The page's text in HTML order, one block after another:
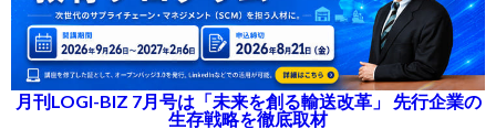
月刊LOGI-BIZ 7月号は「未来を創る輸送改革」 先行企業の
生存戦略を徹底取材